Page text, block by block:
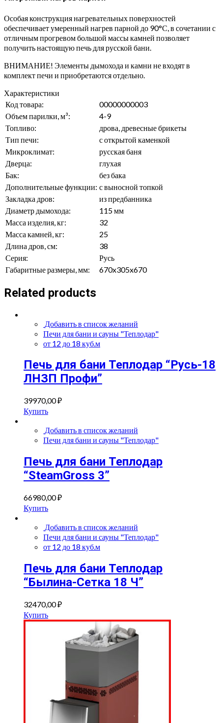
Особая конструкция нагревательных поверхностей
обеспечивает умеренный нагрев парной до 90°С, в сочетании с
отличным прогревом большой массы камней позволяет
получить настоящую печь для русской бани.
ВНИМАНИЕ! Элементы дымохода и камни не входят в
комплект печи и приобретаются отдельно.
Характеристики
Код товара:
00000000003
Объем парилки, м³:
4-9
Топливо:
дрова, древесные брикеты
Тип печи:
с открытой каменкой
Микроклимат:
русская баня
Дверца:
глухая
Бак:
без бака
Дополнительные функции: с выносной топкой
Закладка дров:
из предбанника
Диаметр дымохода:
115 мм
Масса изделия, кг:
32
Масса камней, кг:
25
Длина дров, см:
38
Серия:
Русь
Габаритные размеры, мм:
670x305x670
Related products
Добавить в список желаний
Печи для бани и сауны "Теплодар"
от 12 до 18 куб.м
Печь для бани Теплодар “Русь-18
ЛНЗП Профи”
39970,00₽
Купить
Добавить в список желаний
Печи для бани и сауны "Теплодар"
Печь для бани Теплодар
“SteamGross 3”
66980,00₽
Купить
Добавить в список желаний
Печи для бани и сауны "Теплодар"
от 12 до 18 куб.м
Печь для бани Теплодар
“Былина-Сетка 18 Ч”
32470,00₽
Купить